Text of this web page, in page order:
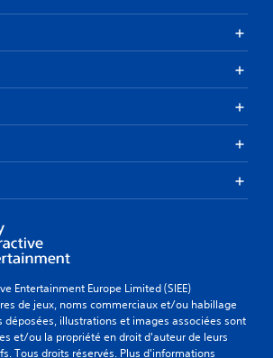
Entertainment Europe Limited (SIEE)
de jeux, noms commerciaux et/ou habillage
déposées, illustrations et images associées sont
et/ou la propriété en droit d'auteur de leurs
Tous droits réservés. Plus d'informations